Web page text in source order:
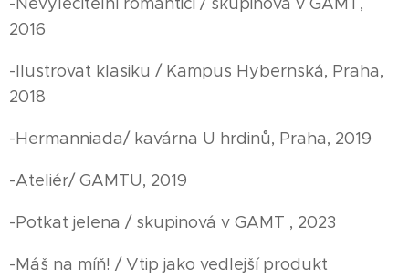
2016
-Ilustrovat klasiku / Kampus Hybernská, Praha,
2018
-Hermanniada/ kavárna U hrdinů, Praha, 2019
-Ateliér/ GAMTU, 2019
-Potkat jelena / skupinová v GAMT , 2023
-Máš na míň! / Vtip jako vedlejší produkt